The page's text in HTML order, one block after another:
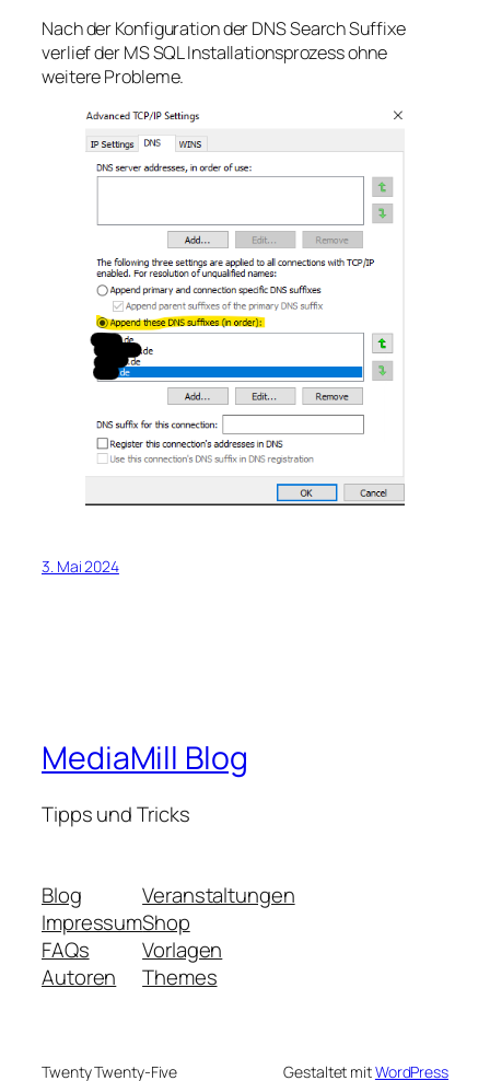
Nach der Konfiguration der DNS Search Suffixe
verlief der MS SQL Installationsprozess ohne
weitere Probleme.
3. Mai 2024
MediaMill Blog
Tipps und Tricks
Blog
Impressum
FAQs
Autoren
Veranstaltungen
Shop
Vorlagen
Themes
Twenty Twenty-Five Gestaltet mitWordPress